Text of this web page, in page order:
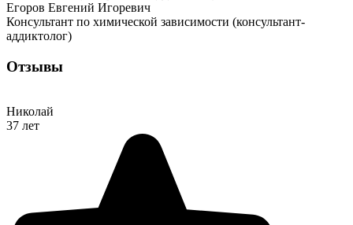
Егоров Евгений Игоревич
Консультант по химической зависимости (консультант-
аддиктолог)
Отзывы
Николай
37 лет